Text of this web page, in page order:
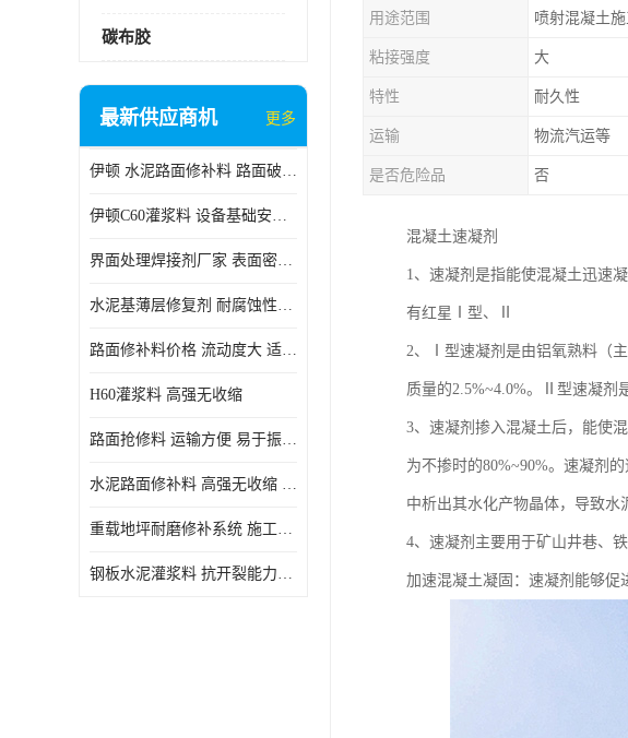
碳布胶
最新供应商机 更多
伊顿 水泥路面修补料 路面破损起皮快速修补 2小时通车
伊顿C60灌浆料 设备基础安装 梁柱改造加固二次灌浆料
界面处理焊接剂厂家 表面密实 良好的流动性
水泥基薄层修复剂 耐腐蚀性好 适用范围广
路面修补料价格 流动度大 适用范围广
H60灌浆料 高强无收缩
路面抢修料 运输方便 易于振捣密实
水泥路面修补料 高强无收缩 施工和易性好 强度高 韧性好
重载地坪耐磨修补系统 施工期短 易于振捣密实
钢板水泥灌浆料 抗开裂能力强 施工和易性好
用途范围 喷射混凝土
粘接强度 大
特性 耐久性
运输 物流汽运等
是否危险品 否
混凝土速凝剂
1、速凝剂是指能使混凝土迅速
有红星Ⅰ型、Ⅱ
2、Ⅰ型速凝剂是由铝氧熟料（
质量的2.5%~4.0%。Ⅱ型速凝剂
3、速凝剂掺入混凝土后，能使
为不掺时的80%~90%。速凝剂
中析出其水化产物晶体，导致水
4、速凝剂主要用于矿山井巷、
加速混凝土凝固：速凝剂能够促